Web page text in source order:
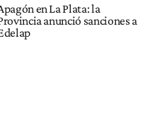
en La Plata: la
anunció sanciones a